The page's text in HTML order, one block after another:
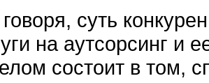
говоря, суть
на аутсорсинг и
состоит в том,